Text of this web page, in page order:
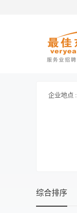
企业地点 :
综合排序